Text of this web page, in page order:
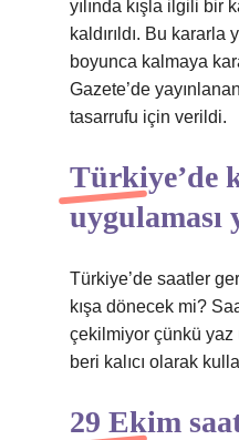
yılında kışla ilgili bir
kaldırıldı. Bu kararla
boyunca kalmaya
Gazete’de
tasarrufu için verildi.
Türkiye’de
uygulaması
Türkiye’de saatler
kışa dönecek mi?
çekilmiyor çünkü yaz
beri kalıcı olarak
29 Ekim